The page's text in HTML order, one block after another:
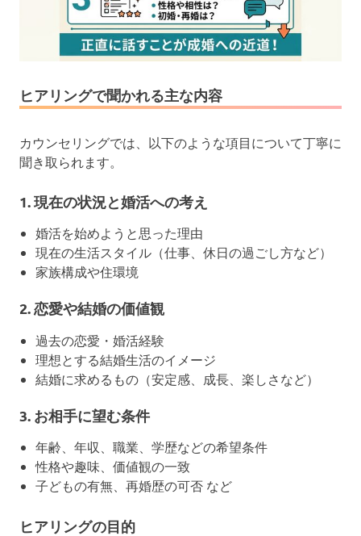
ヒアリングで聞かれる主な内容
カウンセリングでは、以下のような項目について丁寧に
聞き取られます。
1. 現在の状況と婚活への考え
婚活を始めようと思った理由
現在の生活スタイル（仕事、休日の過ごし方など）
家族構成や住環境
2. 恋愛や結婚の価値観
過去の恋愛・婚活経験
理想とする結婚生活のイメージ
結婚に求めるもの（安定感、成長、楽しさなど）
3. お相手に望む条件
年齢、年収、職業、学歴などの希望条件
性格や趣味、価値観の一致
子どもの有無、再婚歴の可否 など
ヒアリングの目的